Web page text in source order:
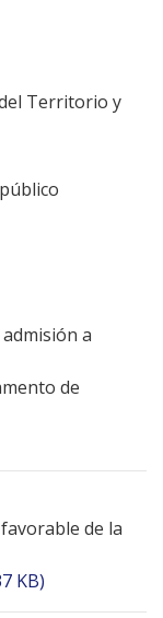
Territorio y
a
de
de la
KB)